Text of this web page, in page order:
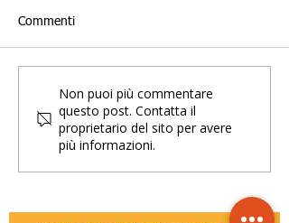
Milano Comics & Games
con i bambini: una
giornata intera senza mai
sentirsi dire "mi annoio"
Commenti
Non puoi più commentare
questo post. Contatta il
proprietario del sito per avere
più informazioni.